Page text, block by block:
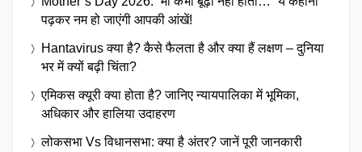
पढ़कर नम हो जाएंगी आपकी आंखें!
Hantavirus क्या है? कैसे फैलता है और क्या हैं लक्षण – दुनिया
भर में क्यों बढ़ी चिंता?
एमिकस क्यूरी क्या होता है? जानिए न्यायपालिका में भूमिका,
अधिकार और हालिया उदाहरण
लोकसभा Vs विधानसभा: क्या है अंतर? जानें पूरी जानकारी